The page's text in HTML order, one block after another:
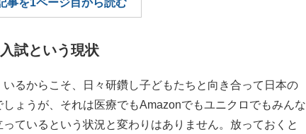
もっと見る
事を1ページ目から読む
試という現状
るからこそ、日々研鑽し子どもたちと向き合って日本の
ょうが、それは医療でもAmazonでもユニクロでもみんな
ているという状況と変わりはありません。放っておくと